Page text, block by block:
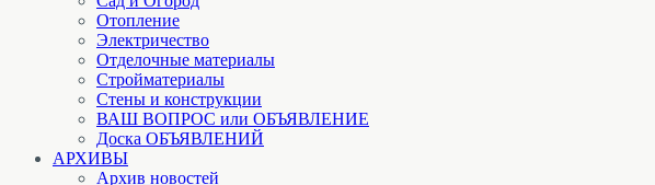
Отопление
Электричество
Отделочные материалы
Стройматериалы
Стены и конструкции
ВАШ ВОПРОС или ОБЪЯВЛЕНИЕ
Доска ОБЪЯВЛЕНИЙ
АРХИВЫ
Архив новостей